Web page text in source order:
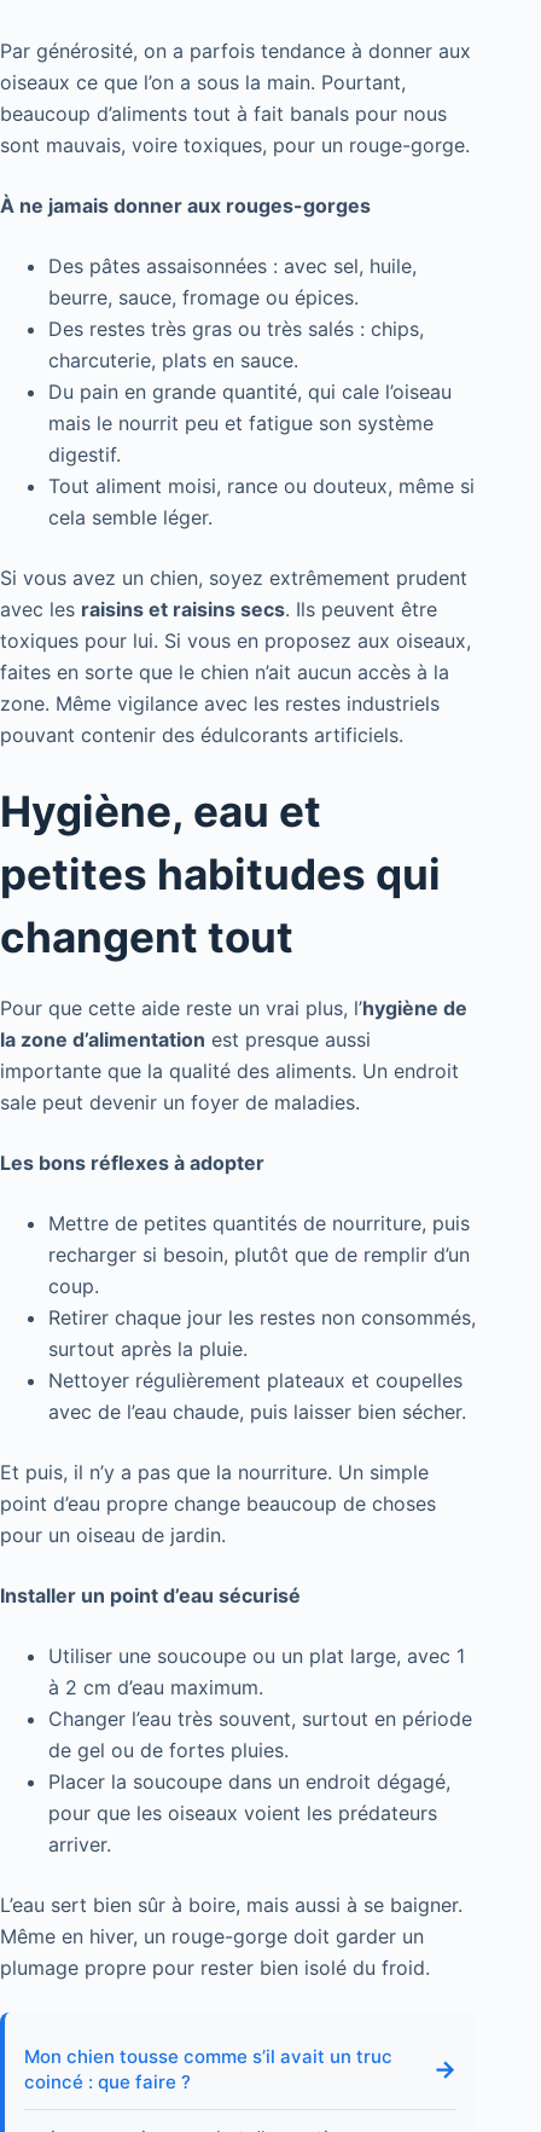
Par générosité, on a parfois tendance à donner aux
oiseaux ce que l’on a sous la main. Pourtant,
beaucoup d’aliments tout à fait banals pour nous
sont mauvais, voire toxiques, pour un rouge-gorge.
À ne jamais donner aux rouges-gorges
Des pâtes assaisonnées : avec sel, huile,
beurre, sauce, fromage ou épices.
Des restes très gras ou très salés : chips,
charcuterie, plats en sauce.
Du pain en grande quantité, qui cale l’oiseau
mais le nourrit peu et fatigue son système
digestif.
Tout aliment moisi, rance ou douteux, même si
cela semble léger.
Si vous avez un chien, soyez extrêmement prudent
avec les raisins et raisins secs. Ils peuvent être
toxiques pour lui. Si vous en proposez aux oiseaux,
faites en sorte que le chien n’ait aucun accès à la
zone. Même vigilance avec les restes industriels
pouvant contenir des édulcorants artificiels.
Hygiène, eau et
petites habitudes qui
changent tout
Pour que cette aide reste un vrai plus, l’hygiène de
la zone d’alimentation est presque aussi
importante que la qualité des aliments. Un endroit
sale peut devenir un foyer de maladies.
Les bons réflexes à adopter
Mettre de petites quantités de nourriture, puis
recharger si besoin, plutôt que de remplir d’un
coup.
Retirer chaque jour les restes non consommés,
surtout après la pluie.
Nettoyer régulièrement plateaux et coupelles
avec de l’eau chaude, puis laisser bien sécher.
Et puis, il n’y a pas que la nourriture. Un simple
point d’eau propre change beaucoup de choses
pour un oiseau de jardin.
Installer un point d’eau sécurisé
Utiliser une soucoupe ou un plat large, avec 1
à 2 cm d’eau maximum.
Changer l’eau très souvent, surtout en période
de gel ou de fortes pluies.
Placer la soucoupe dans un endroit dégagé,
pour que les oiseaux voient les prédateurs
arriver.
L’eau sert bien sûr à boire, mais aussi à se baigner.
Même en hiver, un rouge-gorge doit garder un
plumage propre pour rester bien isolé du froid.
Mon chien tousse comme s’il avait un truc
coincé : que faire ?
→